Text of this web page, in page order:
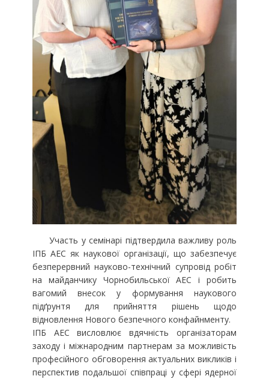
Участь у семінарі підтвердила важливу роль
ІПБ АЕС як наукової організації, що забезпечує
безперервний науково-технічний супровід робіт
на майданчику Чорнобильської АЕС і робить
вагомий внесок у формування наукового
підґрунтя для прийняття рішень щодо
відновлення Нового безпечного конфайнменту.
ІПБ АЕС висловлює вдячність організаторам
заходу і міжнародним партнерам за можливість
професійного обговорення актуальних викликів і
перспектив подальшої співпраці у сфері ядерної